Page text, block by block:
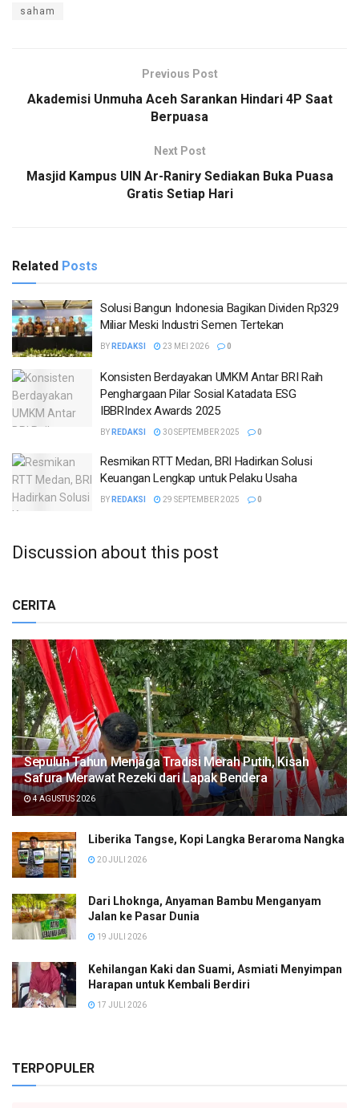
saham
Previous Post
Akademisi Unmuha Aceh Sarankan Hindari 4P Saat
Berpuasa
Next Post
Masjid Kampus UIN Ar-Raniry Sediakan Buka Puasa
Gratis Setiap Hari
Related Posts
Solusi Bangun Indonesia Bagikan Dividen Rp329
Miliar Meski Industri Semen Tertekan
BY REDAKSI 23 MEI 2026 0
Konsisten Berdayakan UMKM Antar BRI Raih
Penghargaan Pilar Sosial Katadata ESG
IBBRIndex Awards 2025
BY REDAKSI 30 SEPTEMBER 2025 0
Resmikan RTT Medan, BRI Hadirkan Solusi
Keuangan Lengkap untuk Pelaku Usaha
BY REDAKSI 29 SEPTEMBER 2025 0
Discussion about this post
CERITA
Sepuluh Tahun Menjaga Tradisi Merah Putih, Kisah
Safura Merawat Rezeki dari Lapak Bendera
4 AGUSTUS 2026
Liberika Tangse, Kopi Langka Beraroma Nangka
20 JULI 2026
Dari Lhoknga, Anyaman Bambu Menganyam
Jalan ke Pasar Dunia
19 JULI 2026
Kehilangan Kaki dan Suami, Asmiati Menyimpan
Harapan untuk Kembali Berdiri
17 JULI 2026
TERPOPULER